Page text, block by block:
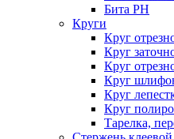
Бита PH
Круги
Круг
Круг
Круг
Круг
Круг
Круг
Тарелка,